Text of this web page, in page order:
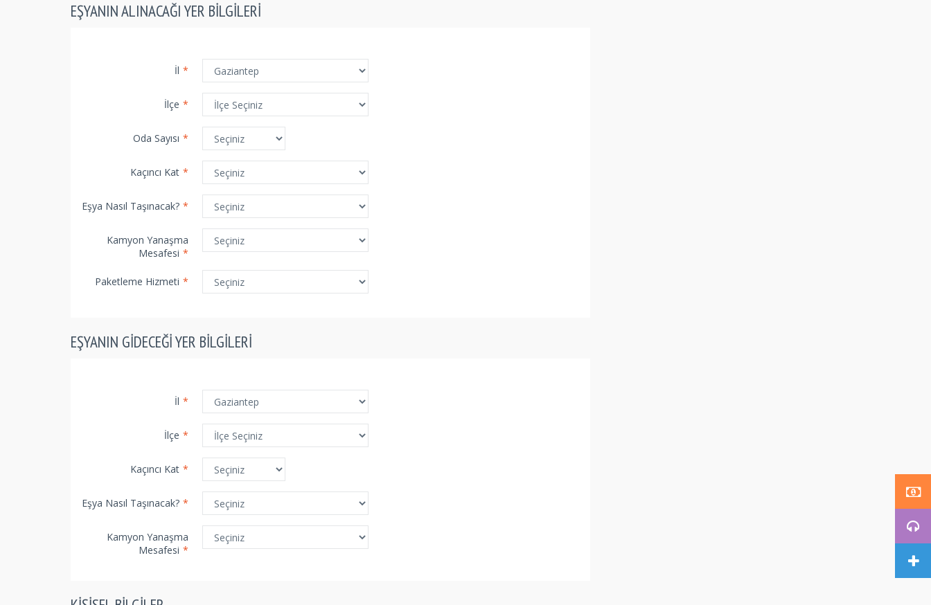
EŞYANIN ALINACAĞI YER BILGILERI
İl *
İlçe *
Oda Sayısı *
Kaçıncı Kat *
Eşya Nasıl Taşınacak? *
Kamyon Yanaşma
Mesafesi *
Paketleme Hizmeti *
EŞYANIN GIDECEĞI YER BILGILERI
İl *
İlçe *
Kaçıncı Kat *
Eşya Nasıl Taşınacak? *
Kamyon Yanaşma
Mesafesi *